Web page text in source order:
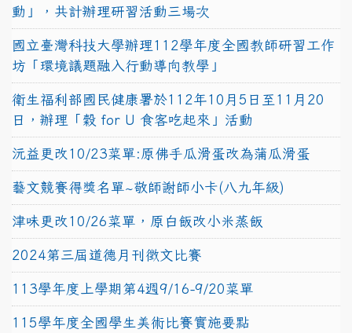
動」，共計辦理研習活動三場次
國立臺灣科技大學辦理112學年度全國教師研習工作
坊「環境議題融入行動導向教學」
衛生福利部國民健康署於112年10月5日至11月20
日，辦理「穀 for U 食客吃起來」活動
沅益更改10/23菜單:原佛手瓜滑蛋改為蒲瓜滑蛋
藝文競賽得獎名單~敬師謝師小卡(八九年級)
津味更改10/26菜單，原白飯改小米蒸飯
2024第三屆道德月刊徵文比賽
113學年度上學期第4週9/16-9/20菜單
115學年度全國學生美術比賽實施要點